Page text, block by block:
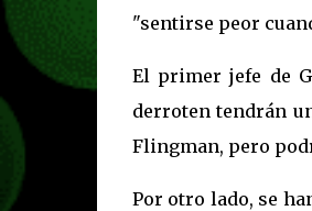
"sentirse peor
El primer jefe de
derroten tendrán
Flingman, pero
Por otro lado, se